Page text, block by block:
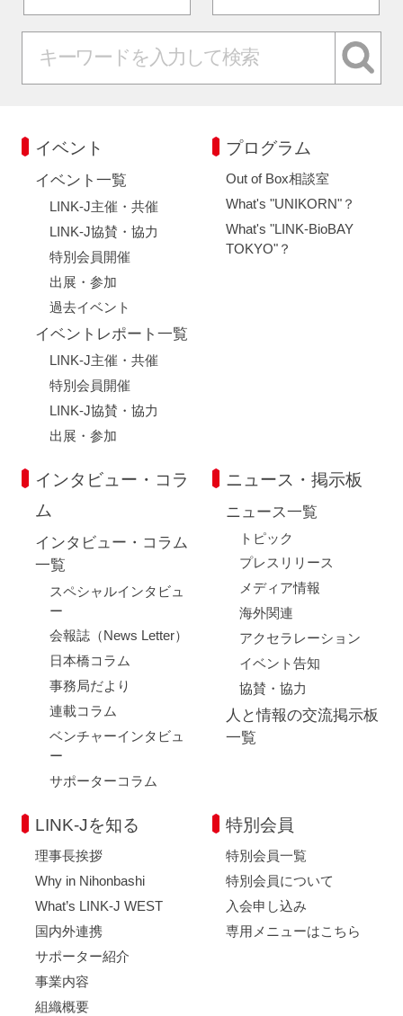
イベント
イベント一覧
LINK-J主催・共催
LINK-J協賛・協力
特別会員開催
出展・参加
過去イベント
イベントレポート一覧
LINK-J主催・共催
特別会員開催
LINK-J協賛・協力
出展・参加
プログラム
Out of Box相談室
What's "UNIKORN"？
What's "LINK-BioBAY
TOKYO"？
インタビュー・コラ
ム
インタビュー・コラム
一覧
スペシャルインタビュ
ー
会報誌（News Letter）
日本橋コラム
事務局だより
連載コラム
ベンチャーインタビュ
ー
サポーターコラム
ニュース・掲示板
ニュース一覧
トピック
プレスリリース
メディア情報
海外関連
アクセラレーション
イベント告知
協賛・協力
人と情報の交流掲示板
一覧
LINK-Jを知る
理事長挨拶
Why in Nihonbashi
What’s LINK-J WEST
国内外連携
サポーター紹介
事業内容
組織概要
特別会員
特別会員一覧
特別会員について
入会申し込み
専用メニューはこちら